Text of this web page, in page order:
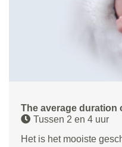
The average duration
Tussen 2 en 4 uur
Het is het mooiste